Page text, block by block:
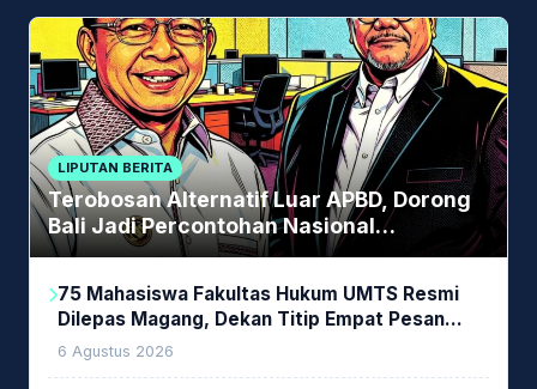
LIPUTAN BERITA
Terobosan Alternatif Luar APBD, Dorong
Bali Jadi Percontohan Nasional
Pembiayaan Daerah
75 Mahasiswa Fakultas Hukum UMTS Resmi
Dilepas Magang, Dekan Titip Empat Pesan
Penting
6 Agustus 2026